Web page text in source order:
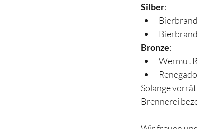
Silber:
Bronze:
Wermut
Solange
Brennerei